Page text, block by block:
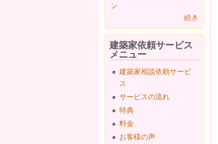
ン
続き
建築家依頼サービス
メニュー
建築家相談依頼サービ
ス
サービスの流れ
特典
料金
お客様の声